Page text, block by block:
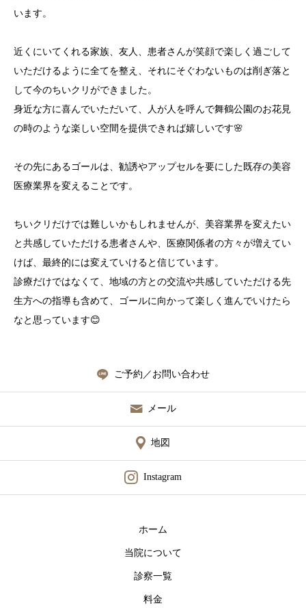
います。
近くにいてくれる家族、友人、患者さんが笑顔で楽しく過ごして
いただけるように全てを整え、それにそぐわないものは削ぎ落と
して今のちいクリができました。
身近な方に喜んでいただいて、人が人を呼んで舞鶴公園のお花見
の時のような楽しい空間を提供できれば嬉しいです🌸
その先にあるゴールは、勧誘やアップセルを要にした既存の美容
医療業界を変えることです。
ちいクリだけでは難しいかもしれませんが、美容業界を変えたい
と共感していただける患者さんや、医療関係者の方々が増えてい
けば、最終的には変えていけると信じています。
診療だけではなくて、地域の方との交流や共感していただける先
生方への指導も含めて、ゴールに向かって楽しく進んでいけたら
なと思っています😊
ご予約／お問い合わせ
メール
地図
Instagram
ホーム
当院について
診察一覧
料金
受診の流れ
よくある質問
お知らせ
お問い合わせ